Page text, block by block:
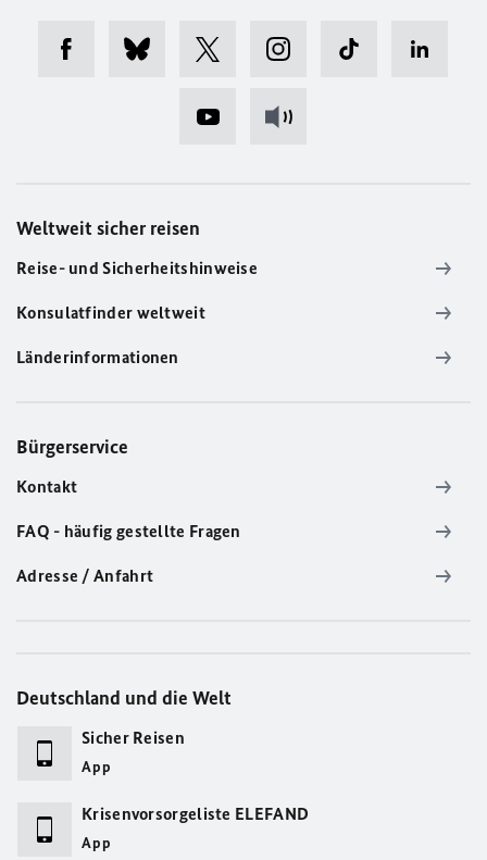
Weltweit sicher reisen
Reise- und Sicherheitshinweise
Konsulatfinder weltweit
Länderinformationen
Bürgerservice
Kontakt
FAQ - häufig gestellte Fragen
Adresse / Anfahrt
Deutschland und die Welt
Sicher Reisen
App
Krisenvorsorgeliste ELEFAND
App